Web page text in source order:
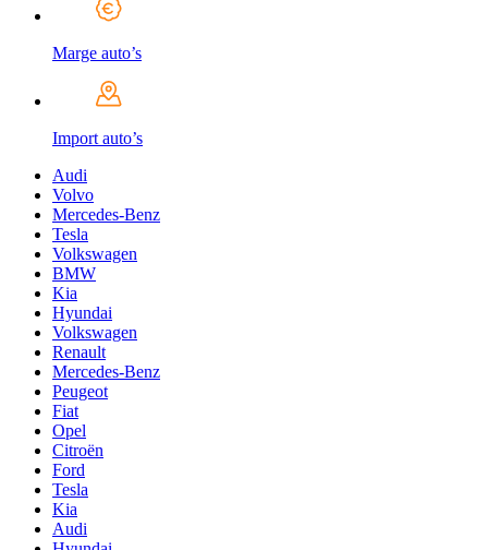
Marge auto’s
Import auto’s
Audi
Volvo
Mercedes-Benz
Tesla
Volkswagen
BMW
Kia
Hyundai
Volkswagen
Renault
Mercedes-Benz
Peugeot
Fiat
Opel
Citroën
Ford
Tesla
Kia
Audi